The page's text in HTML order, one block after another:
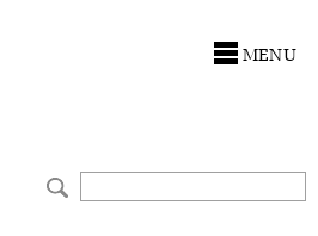
MENU